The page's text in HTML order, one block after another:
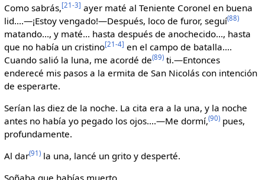
Como sabrás,[21-3] ayer maté al Teniente Coronel en buena
lid....—¡Estoy vengado!—Después, loco de furor, seguí(88)
matando..., y maté... hasta después de anochecido..., hasta
que no había un cristino[21-4] en el campo de batalla....
Cuando salió la luna, me acordé de(89)ti.—Entonces
enderecé mis pasos a la ermita de San Nicolás con intención
de esperarte.
Serían las diez de la noche. La cita era a la una, y la noche
antes no había yo pegado los ojos....—Me dormí,(90)pues,
profundamente.
Al dar(91)la una, lancé un grito y desperté.